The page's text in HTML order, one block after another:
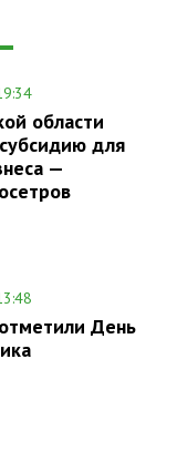
области
для
—
День